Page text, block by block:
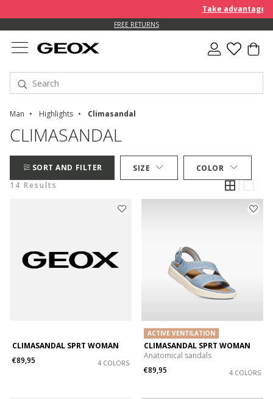
Take advantage
FREE RETURNS
Man Highlights Climasandal
CLIMASANDAL
SORT AND FILTER SIZE
COLOR
14 Results
CLIMASANDAL SPRT WOMAN
€89,95
4 COLORS
ACTIVE VENTILATION
CLIMASANDAL SPRT WOMAN
Anatomical sandals
€89,95
4 COLORS